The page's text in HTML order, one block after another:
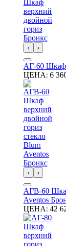
‹ ›
АГ-60 Шкаф
ЦЕНА: 6
‹ ›
АГВ-60
Aventos
ЦЕНА: 42